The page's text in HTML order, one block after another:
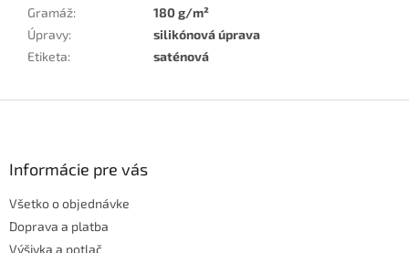
Gramáž:
180 g/m²
Úpravy:
silikónová úprava
Etiketa: saténová
Informácie pre vás
Všetko o objednávke
Doprava a platba
Výšivka a potlač